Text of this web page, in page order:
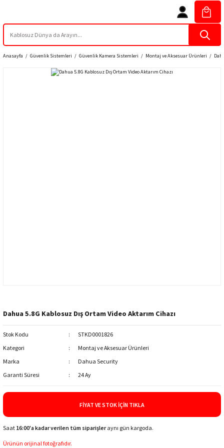
Anasayfa Güvenlik Sistemleri Güvenlik Kamera Sistemleri Montaj ve Aksesuar Ürünleri
Dahua 5.8G Kablosuz Dış Ortam Video Aktarım Cihazı
Stok Kodu
STKD0001826
Kategori
Montaj ve Aksesuar Ürünleri
Marka
Dahua Security
Garanti Süresi
24 Ay
FIYAT VE STOK İÇIN TIKLA
Saat 16:00'a kadar verilen tüm siparişleraynı gün kargoda.
Ürünün orijinal fotoğrafıdır.